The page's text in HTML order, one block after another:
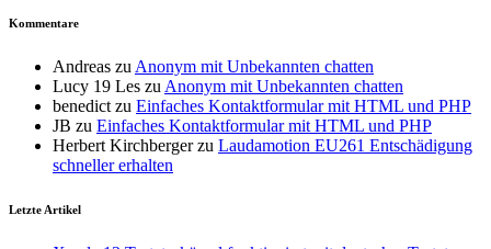
Kommentare
Andreas zu Anonym mit Unbekannten chatten
Lucy 19 Les zu Anonym mit Unbekannten chatten
benedict zu Einfaches Kontaktformular mit HTML und PHP
JB zu Einfaches Kontaktformular mit HTML und PHP
Herbert Kirchbergerzu Laudamotion EU261 Entschädigung
schneller erhalten
Letzte Artikel